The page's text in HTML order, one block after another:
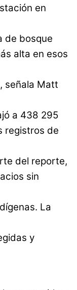
en
de bosque
alta en esos
señala Matt
a 438 295
registros de
del reporte,
sin
La
y